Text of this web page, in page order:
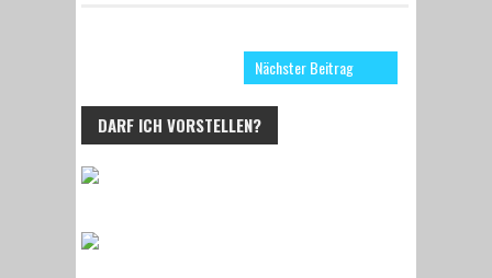
Nächster Beitrag
DARF ICH VORSTELLEN?